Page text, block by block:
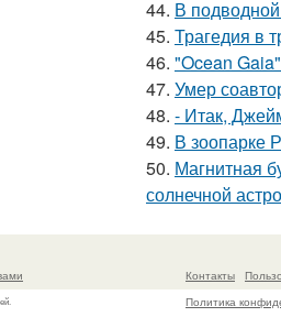
44. В
45. Трагедия в
46. "Ocean
47. Умер
48. - Итак,
49. В зоопарке
50. Магнитная
солнечной
Контакты
Политика